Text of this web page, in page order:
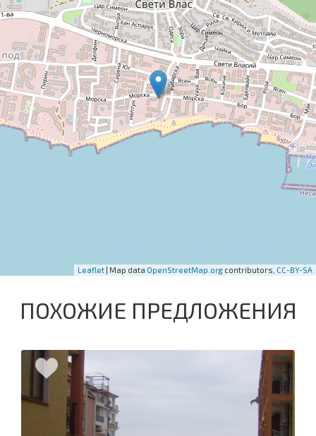
Leaflet | Map data OpenStreetMap.org contributors, CC-BY-SA
ПОХОЖИЕ ПРЕДЛОЖЕНИЯ